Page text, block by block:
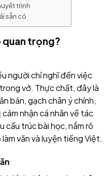
trình
sẵn có
quan trọng?
người chỉ nghĩ đến việc
vở. Thực chất, đây là
bản, gạch chân ý chính,
nhận cá nhân về tác
cấu trúc bài học, nắm rõ
văn và luyện tiếng Việt.